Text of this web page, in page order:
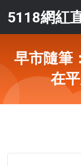
5118網紅
早市隨筆
在